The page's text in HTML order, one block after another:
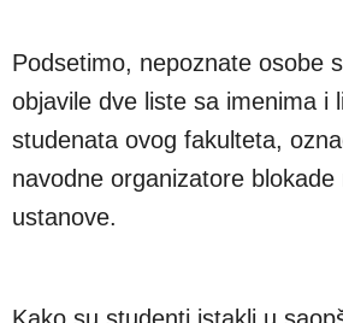
Podsetimo, nepoznate osobe
objavile dve liste sa imenima i
studenata ovog fakulteta,
navodne organizatore blokade
ustanove.